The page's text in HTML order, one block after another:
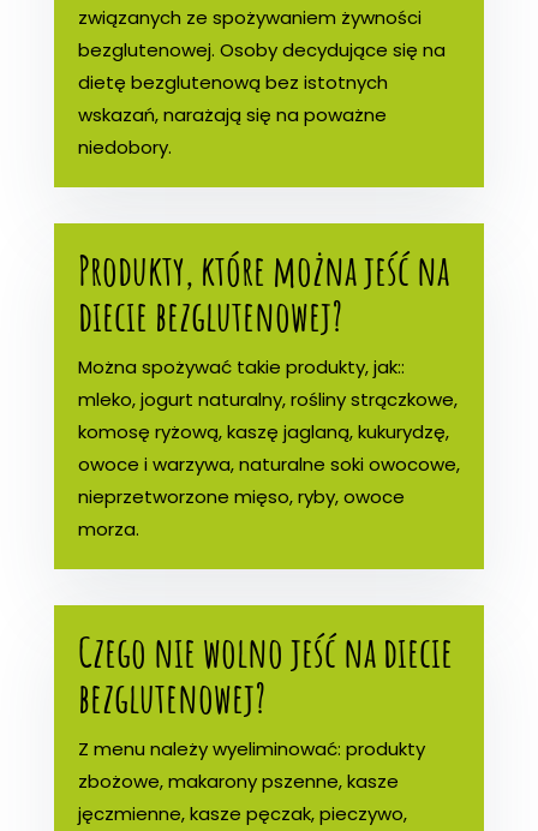
związanych ze spożywaniem żywności
bezglutenowej. Osoby decydujące się na
dietę bezglutenową bez istotnych
wskazań, narażają się na poważne
niedobory.
Produkty, które można jeść na
diecie bezglutenowej?
Można spożywać takie produkty, jak::
mleko, jogurt naturalny, rośliny strączkowe,
komosę ryżową, kaszę jaglaną, kukurydzę,
owoce i warzywa, naturalne soki owocowe,
nieprzetworzone mięso, ryby, owoce
morza.
Czego nie wolno jeść na diecie
bezglutenowej?
Z menu należy wyeliminować: produkty
zbożowe, makarony pszenne, kasze
jęczmienne, kasze pęczak, pieczywo,